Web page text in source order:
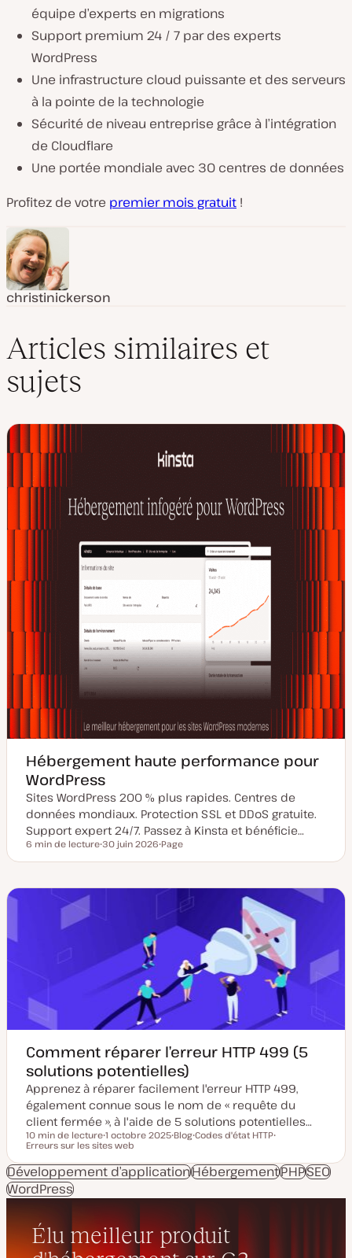
équipe d’experts en migrations
Support premium 24 / 7 par des experts
WordPress
Une infrastructure cloud puissante et des serveurs
à la pointe de la technologie
Sécurité de niveau entreprise grâce à l’intégration
de Cloudflare
Une portée mondiale avec 30 centres de données
Profitez de votre premier mois gratuit !
christinickerson
Articles similaires et
sujets
Hébergement haute performance pour
WordPress
Sites WordPress 200 % plus rapides. Centres de
données mondiaux. Protection SSL et DDoS gratuite.
Support expert 24/7. Passez à Kinsta et bénéficie…
Temps de lecture
6 min de lecture
a
j
30 juin 2026
y
p
b
i
n
Page
Comment réparer l’erreur HTTP 499 (5
solutions potentielles)
Apprenez à réparer facilement l'erreur HTTP 499,
également connue sous le nom de « requête du
client fermée », à l'aide de 5 solutions potentielles…
Temps de lecture
10 min de lecture
D
t
e
e
s
e
à
1 octobre 2025
p
e
e
l
i
Blog
j
e
Codes d'état HTTP
j
e
Erreurs sur les sites web
Développement d’applicationHébergementPHPSEO
WordPress